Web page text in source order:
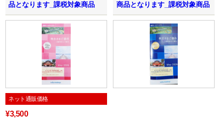
品となります_課税対象商品
ネット通販価格
¥3,500
商品となります_課税対象商品